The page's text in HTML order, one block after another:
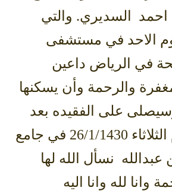
السديري. والتي
الاحد في مستشفى
في الرياض داعين
والرحمة وأن يسكنها
على الفقيده بعد
صلاة ظهر يوم الثلاثاء 26/1/1430 في جامع
عبدالله نسأل الله لها
وانا لله وانا اليه